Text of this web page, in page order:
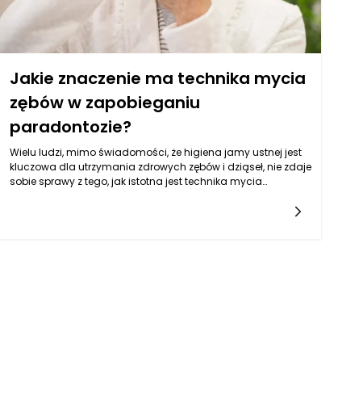
Jakie znaczenie ma technika mycia
zębów w zapobieganiu
paradontozie?
Wielu ludzi, mimo świadomości, że higiena jamy ustnej jest
kluczowa dla utrzymania zdrowych zębów i dziąseł, nie zdaje
sobie sprawy z tego, jak istotna jest technika mycia
przyzębia, a jej główną przyczyną jest nagromadzenie płytki